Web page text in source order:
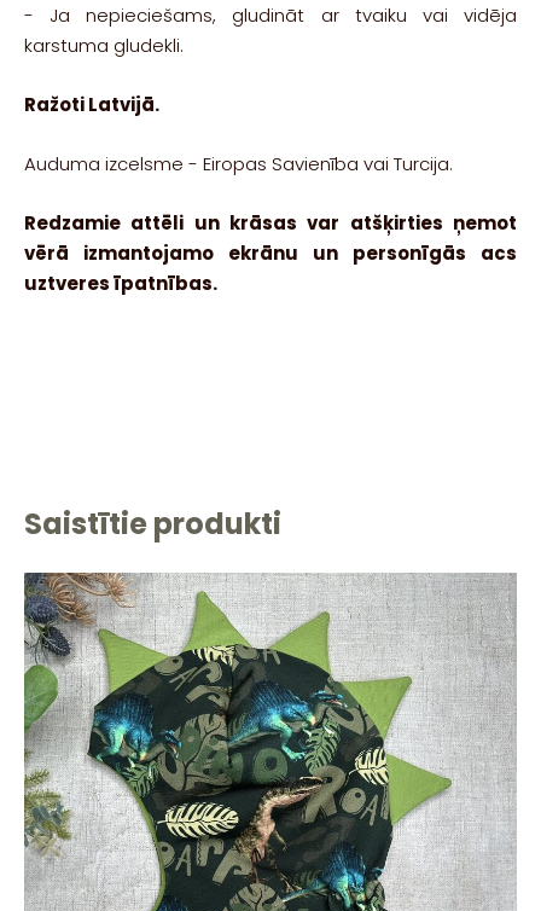
- Ja nepieciešams, gludināt ar tvaiku vai vidēja
karstuma gludekli.
Ražoti Latvijā.
Auduma izcelsme - Eiropas Savienība vai Turcija.
Redzamie attēli un krāsas var atšķirties ņemot
vērā izmantojamo ekrānu un personīgās acs
uztveres īpatnības.
Saistītie produkti